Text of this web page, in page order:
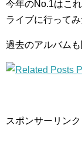
今年のNo.1はこれ
ライブに行ってみ
過去のアルバム
スポンサーリンク